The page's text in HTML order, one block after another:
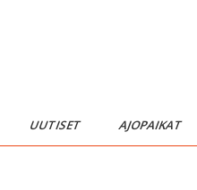
UUTISET AJOPAIKAT